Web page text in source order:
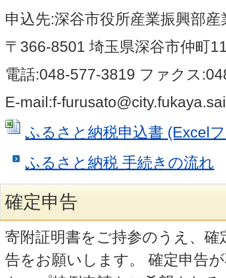
申込先:深谷市役所産業振興部
〒366-8501 埼玉県深谷市仲町
電話:048-577-3819 ファクス
E-mail:f-
ふるさと納税申込書 (Excel
ふるさと納税 手続きの流れ
確定申告
寄附証明書をご持参のうえ、確
告をお願いします。 確定申告